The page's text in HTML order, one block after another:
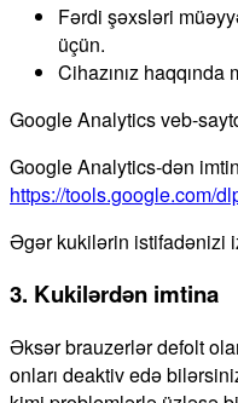
Fərdi şəxsləri
üçün.
Cihazınız
Google Analytics veb-
Google Analytics-dən
https://tools.google.com/
Əgər kukilərin istifadənizi
3. Kukilərdən imtina
Əksər brauzerlər defolt
onları deaktiv edə